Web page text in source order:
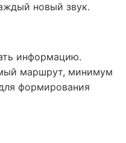
новый звук.
информацию.
маршрут, минимум
формирования